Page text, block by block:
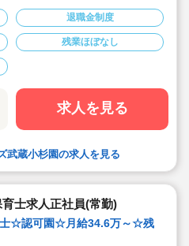
上！
勤務OK
て中の方も働きやすい環境です
がありますので、独身、既婚者問
すい環境です。
可能です！
大事にしています。チーム保育で
ポート。新卒で不安な方、中途で馴
ランク空けの方、別業種からのキャ
どんな方でもチームでサポートしあ
環境です
ていきたい方も大歓迎！挑戦したい
外研修など腰を据え長く勤務でき
境が整っています。
退職金制度
残業ほぼなし
求人を見る
武蔵小杉園の求人を見る
士求人正社員(常勤)
☆認可園☆月給34.6万～☆残